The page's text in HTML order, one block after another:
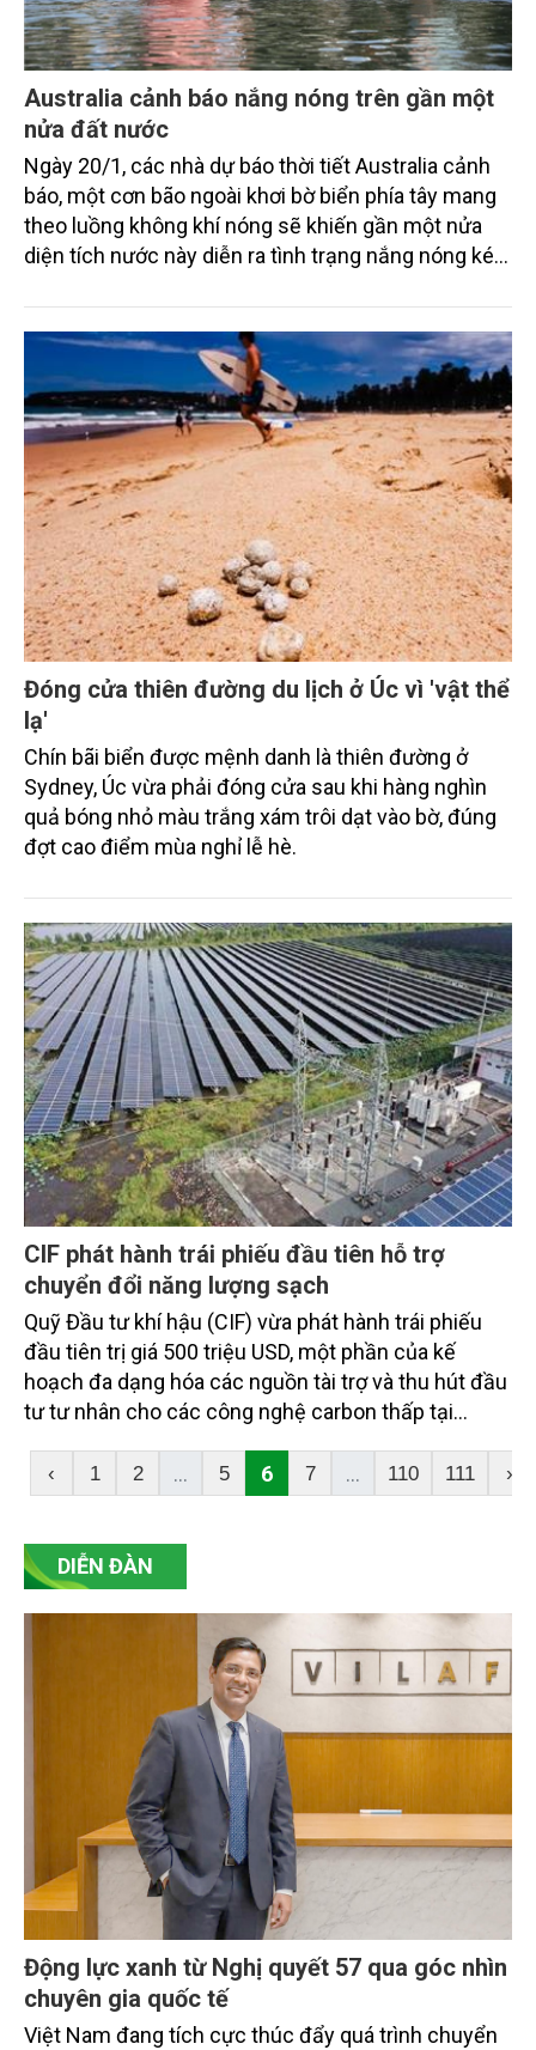
Australia cảnh báo nắng nóng trên gần một
nửa đất nước
Ngày 20/1, các nhà dự báo thời tiết Australia cảnh
báo, một cơn bão ngoài khơi bờ biển phía tây mang
theo luồng không khí nóng sẽ khiến gần một nửa
diện tích nước này diễn ra tình trạng nắng nóng kéo
Đóng cửa thiên đường du lịch ở Úc vì 'vật thể
lạ'
Chín bãi biển được mệnh danh là thiên đường ở
Sydney, Úc vừa phải đóng cửa sau khi hàng nghìn
quả bóng nhỏ màu trắng xám trôi dạt vào bờ, đúng
đợt cao điểm mùa nghỉ lễ hè.
CIF phát hành trái phiếu đầu tiên hỗ trợ
chuyển đổi năng lượng sạch
Quỹ Đầu tư khí hậu (CIF) vừa phát hành trái phiếu
đầu tiên trị giá 500 triệu USD, một phần của kế
hoạch đa dạng hóa các nguồn tài trợ và thu hút đầu
tư tư nhân cho các công nghệ carbon thấp tại
‹ 1 2 ... 5 6 7 ... 110 111 ›
DIỄN ĐÀN
Động lực xanh từ Nghị quyết 57 qua góc nhìn
chuyên gia quốc tế
Việt Nam đang tích cực thúc đẩy quá trình chuyển